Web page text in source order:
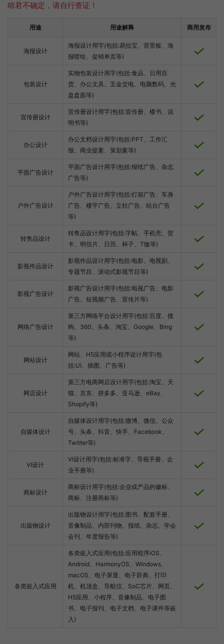
啃君不确定，请自行查证！
用途 用途解释 商用发布
海报设计
海报设计用字(包括:易拉宝、背景板、海
报喷绘、促销单页等)
包装设计
实物包装设计用字(包括:食品、日用百
货、办公文具、五金交电、电脑数码、光
盘盘面等)
宣传册设计
宣传册设计用字(包括:宣传册、楼书、说
明书等)
办公设计
办公文档设计用字(包括:PPT、工作汇
报、商业提案、策划案等)
平面广告设计
平面广告设计用字(包括:报纸广告、杂志
广告等)
户外广告设计
户外广告设计用字(包括:灯箱广告、车身
广告、楼宇广告、立柱广告、站台广告
等)
转售品设计
转售品设计用字(包括:字帖、手机壳、贺
卡、明信片、日历、杯子、T恤等)
影视作品设计
影视作品设计用字(包括:电影、电视剧、
专题节目、滚动式影视节目等)
影视广告设计
影视广告设计用字(包括:电视广告、电影
广告、短视频广告、宣传片等)
网络广告设计
第三方网络平台设计用字(包括:百度、搜
狗、360、头条、淘宝、Google、Bing
等)
网站设计
网站、H5应用或小程序设计用字(包
括:UI、插图、广告等)
网店设计
第三方电商网店设计用字(包括:淘宝、天
猫、京东、拼多多、亚马逊、eBay、
Shopify等)
自媒体设计
自媒体设计用字(包括:微博、微信、公众
号、头条、抖音、快手、Facebook、
Twitter等)
VI设计
VI设计用字(包括:标准字、导视手册、企
业手册等)
商标设计
商标设计用字(包括:企业或产品的徽标、
商标、注册商标等)
出版物设计
出版物设计用字(包括:图书、配套手册、
音像制品、内部刊物、报纸、杂志、学会
会刊、年度报告等)
各类嵌入式应用
各类嵌入式应用(包括:应用程序iOS、
Android、HarmonyOS、Windows、
macOS、电子屏显、电子辞典、打印
机、机顶盒、导航仪、SoC芯片、网页、
H5应用、小程序、音像制品、电子图
书、电子报刊、电子文档、电子课件等嵌
入)